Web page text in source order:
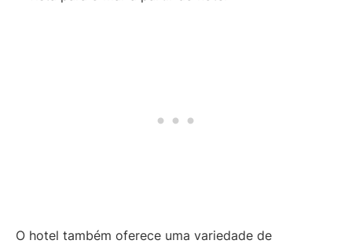
O hotel também oferece uma variedade de